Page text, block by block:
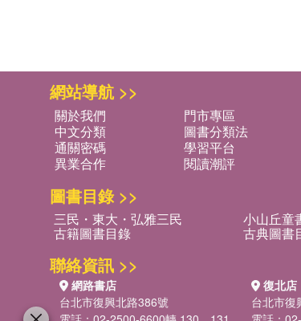
網站導航 >>
關於我們 門市專區
中文分類
圖書分類法
通關密碼
學習平台
異業合作
閱讀潮評
圖書目錄 >>
三民・東大・弘雅三民 小山丘童
古籍圖書目錄 古典圖書
聯絡資訊 >>
網路書店
台北市復興北路386號
復北店
台北市復